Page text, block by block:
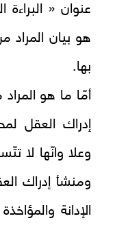
عنوان «
هو بيان المراد
بها.
أمّا ما هو
إدراك العقل
وعلا وانّها لا
ومنشأ إدراك
الإدانة